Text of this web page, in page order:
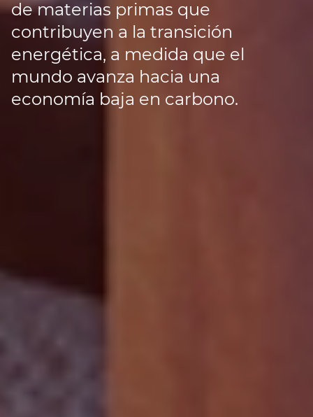
de materias primas que
contribuyen a la transición
energética, a medida que el
mundo avanza hacia una
economía baja en carbono.